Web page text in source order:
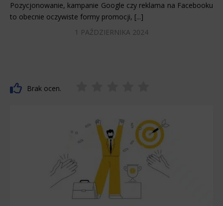
Pozycjonowanie, kampanie Google czy reklama na Facebooku
to obecnie oczywiste formy promocji, [...]
1 PAŹDZIERNIKA 2024
Brak ocen.